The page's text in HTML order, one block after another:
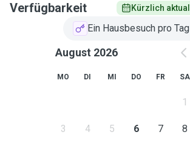
Verfügbarkeit Kürzlich
Ein Hausbesuch pro Tag
August 2026
MO DI MI DO FR SA
1
3 4 5 6 7 8